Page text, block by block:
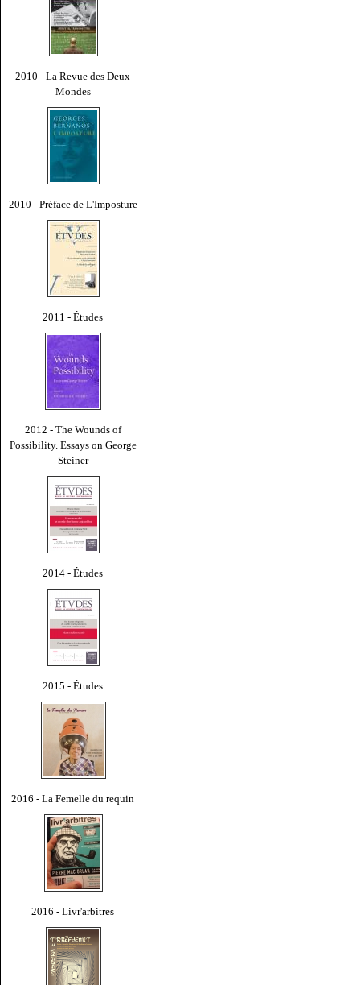
2010 - La Revue des Deux
Mondes
2010 - Préface de L'Imposture
2011 - Études
2012 - The Wounds of
Possibility. Essays on George
Steiner
2014 - Études
2015 - Études
2016 - La Femelle du requin
2016 - Livr'arbitres